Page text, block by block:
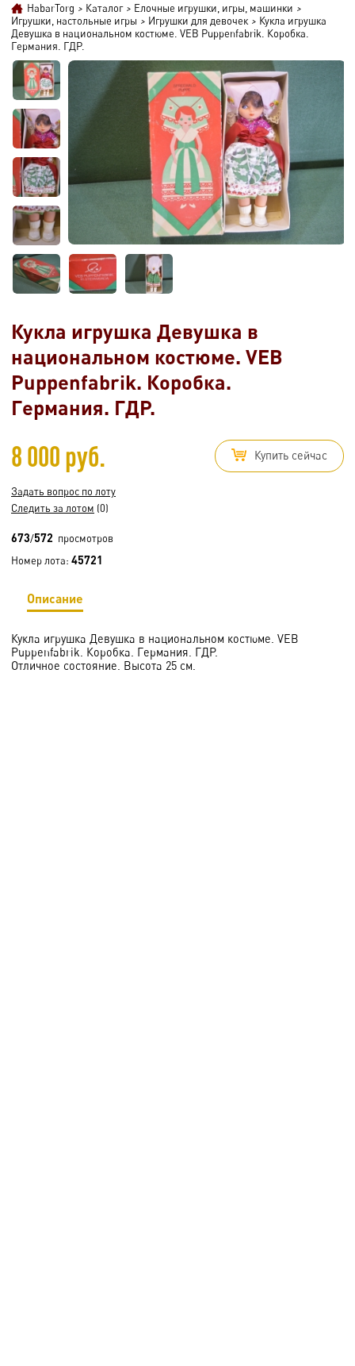
HabarTorg > Каталог > Елочные игрушки, игры, машинки >
Игрушки, настольные игры > Игрушки для девочек > Кукла игрушка
Девушка в национальном костюме. VEB Puppenfabrik. Коробка.
Германия. ГДР.
Кукла игрушка Девушка в
национальном костюме. VEB
Puppenfabrik. Коробка.
Германия. ГДР.
8 000 руб. Купить сейчас
Задать вопрос по лоту
Следить за лотом (0)
673/572 просмотров
Номер лота: 45721
Описание
Кукла игрушка Девушка в национальном костюме. VEB
Puppenfabrik. Коробка. Германия. ГДР.
Отличное состояние. Высота 25 см.